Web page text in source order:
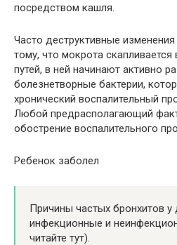
посредством кашля.
Часто деструктивные
тому, что мокрота
путей, в ней начинают активно
болезнетворные бактерии,
хронический воспалительный
Любой предрасполагающий
обострение воспалительного
Ребенок заболел
Причины частых бронхитов у
инфекционные и
читайте тут).